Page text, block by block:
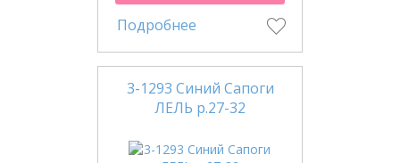
Подробнее
3-1293 Синий Сапоги
ЛЕЛЬ р.27-32